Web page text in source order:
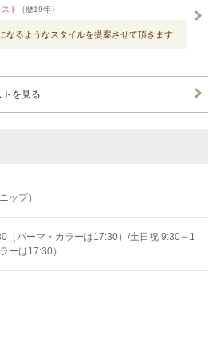
ト
（歴19年）
なるようなスタイルを提案させて頂きます
を見る
ップ）
（パーマ・カラーは17:30）/土日祝 9:30～1
ーは17:30）